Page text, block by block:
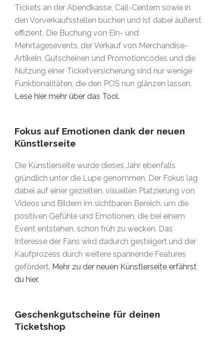
Tickets an der Abendkasse, Call-Centern sowie in
den Vorverkaufsstellen buchen und ist dabei äußerst
effizient. Die Buchung von Ein- und
Mehrtagesevents, der Verkauf von Merchandise-
Artikeln, Gutscheinen und Promotioncodes und die
Nutzung einer Ticketversicherung sind nur wenige
Funktionalitäten, die den POS nun glänzen lassen.
Lese hier mehr über das Tool.
Fokus auf Emotionen dank der neuen
Künstlerseite
Die Künstlerseite wurde dieses Jahr ebenfalls
gründlich unter die Lupe genommen. Der Fokus lag
dabei auf einer gezielten, visuellen Platzierung von
Videos und Bildern im sichtbaren Bereich, um die
positiven Gefühle und Emotionen, die bei einem
Event entstehen, schon früh zu wecken. Das
Interesse der Fans wird dadurch gesteigert und der
Kaufprozess durch weitere spannende Features
gefördert. Mehr zu der neuen Künstlerseite erfährst
du hier.
Geschenkgutscheine für deinen
Ticketshop